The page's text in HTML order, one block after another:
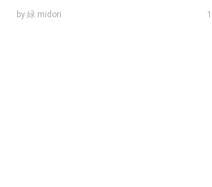
by 緑 midori